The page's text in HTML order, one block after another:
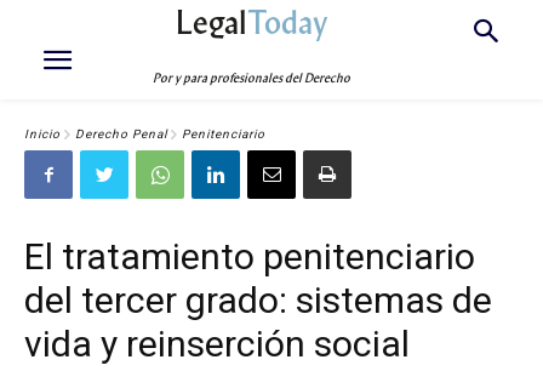
LegalToday
Por y para profesionales del Derecho
Inicio Derecho Penal Penitenciario
El tratamiento penitenciario
del tercer grado: sistemas de
vida y reinserción social